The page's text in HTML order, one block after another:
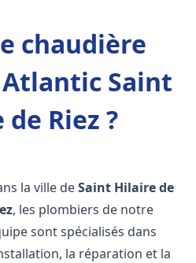
chaudière
Saint
Riez ?
la ville deSaint Hilaire de
, les plombiers de notre
sont spécialisés dans
la réparation et la